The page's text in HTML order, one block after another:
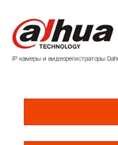
IP камеры и видеорегистраторы